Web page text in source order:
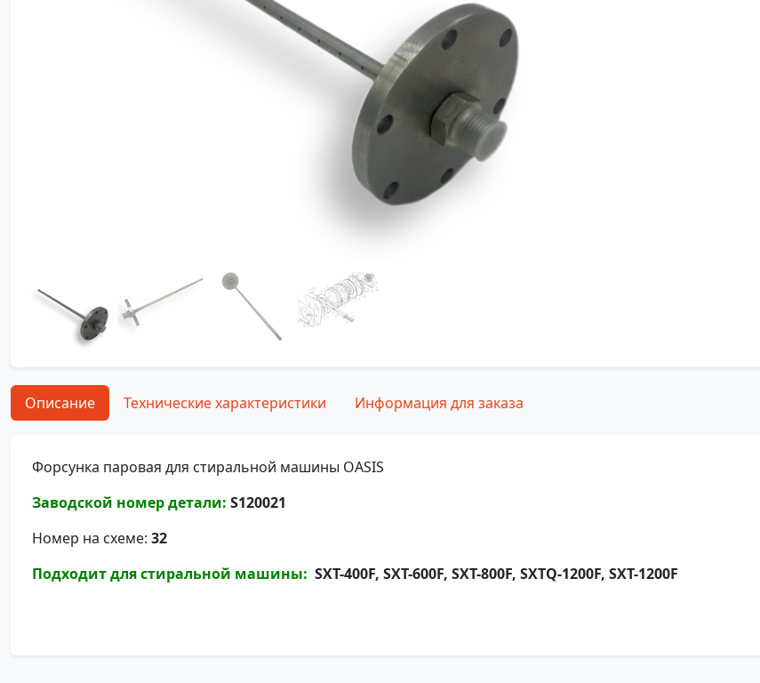
Описание Технические характеристики Информация для заказа
Форсунка паровая для стиральной машины OASIS
Заводской номер детали: S120021
Номер на схеме: 32
Подходит для стиральной машины: SXT-400F, SXT-600F, SXT-800F, SXTQ-1200F, SXТ-1200F